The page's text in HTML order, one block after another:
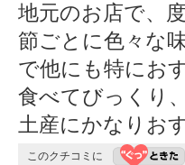
地元のお店で、
節ごとに色々な
で他にも特にお
食べてびっくり
土産にかなりお
このクチコミに